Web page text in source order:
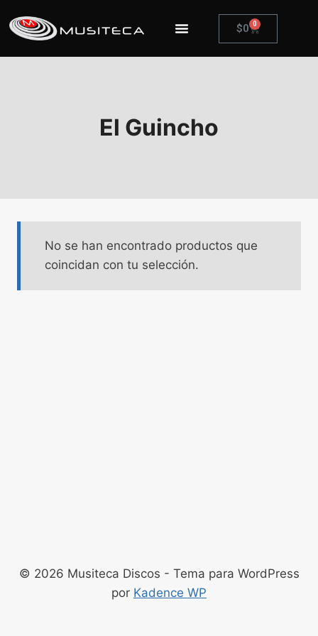
$0 0
El Guincho
No se han encontrado productos que
coincidan con tu selección.
© 2026 Musiteca Discos - Tema para WordPress
por Kadence WP